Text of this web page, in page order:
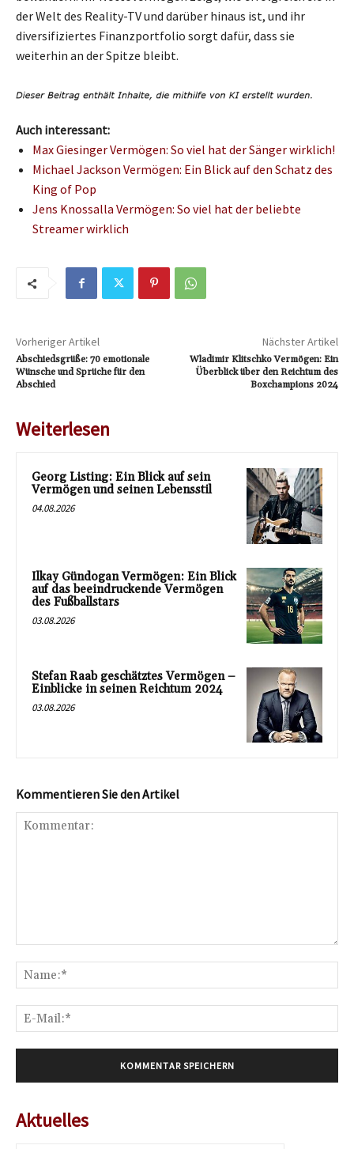
der Welt des Reality-TV und darüber hinaus ist, und ihr
diversifiziertes Finanzportfolio sorgt dafür, dass sie
weiterhin an der Spitze bleibt.
Auch interessant:
Max Giesinger Vermögen: So viel hat der Sänger wirklich!
Michael Jackson Vermögen: Ein Blick auf den Schatz des
King of Pop
Jens Knossalla Vermögen: So viel hat der beliebte
Streamer wirklich
Vorheriger Artikel
Abschiedsgrüße: 70 emotionale
Wünsche und Sprüche für den
Abschied
Nächster Artikel
Wladimir Klitschko Vermögen: Ein
Überblick über den Reichtum des
Boxchampions 2024
Weiterlesen
Georg Listing: Ein Blick auf sein
Vermögen und seinen Lebensstil
04.08.2026
Ilkay Gündogan Vermögen: Ein Blick
auf das beeindruckende Vermögen
des Fußballstars
03.08.2026
Stefan Raab geschätztes Vermögen –
Einblicke in seinen Reichtum 2024
03.08.2026
Kommentieren Sie den Artikel
Aktuelles